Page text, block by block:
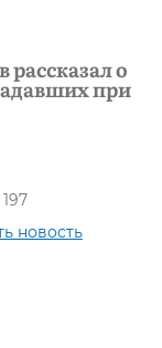
о
при
197
новость